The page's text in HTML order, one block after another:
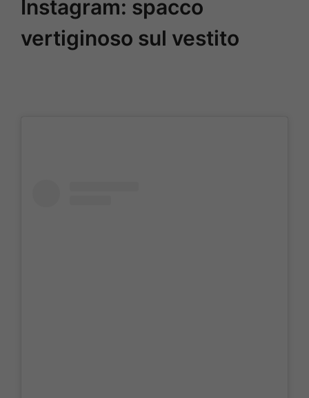
Instagram: spacco
vertiginoso sul vestito